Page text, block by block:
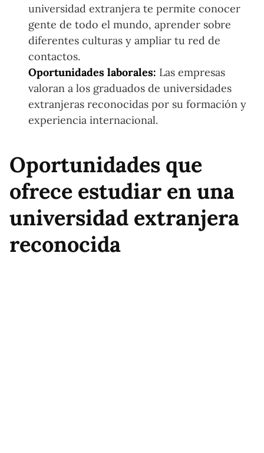
universidad extranjera te permite conocer
gente de todo el mundo, aprender sobre
diferentes culturas y ampliar tu red de
contactos.
Oportunidades laborales: Las empresas
valoran a los graduados de universidades
extranjeras reconocidas por su formación y
experiencia internacional.
Oportunidades que
ofrece estudiar en una
universidad extranjera
reconocida